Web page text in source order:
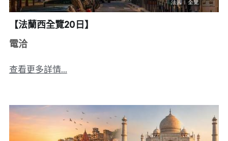
【法蘭西全覽20日】
電洽
查看更多詳情...